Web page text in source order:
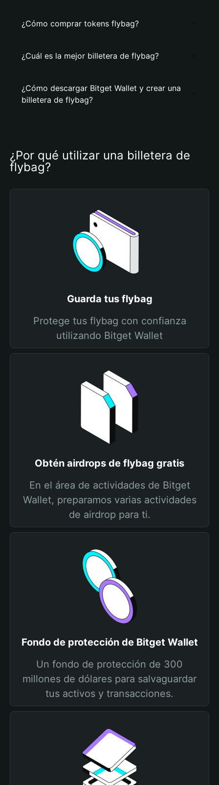
¿Cómo comprar tokens flybag?
¿Cuál es la mejor billetera de flybag?
¿Cómo descargar Bitget Wallet y crear una
billetera de flybag?
¿Por qué utilizar una billetera de
flybag?
Guarda tus flybag
Protege tus flybag con confianza
utilizando Bitget Wallet
Obtén airdrops de flybag gratis
En el área de actividades de Bitget
Wallet, preparamos varias actividades
de airdrop para ti.
Fondo de protección de Bitget Wallet
Un fondo de protección de 300
millones de dólares para salvaguardar
tus activos y transacciones.